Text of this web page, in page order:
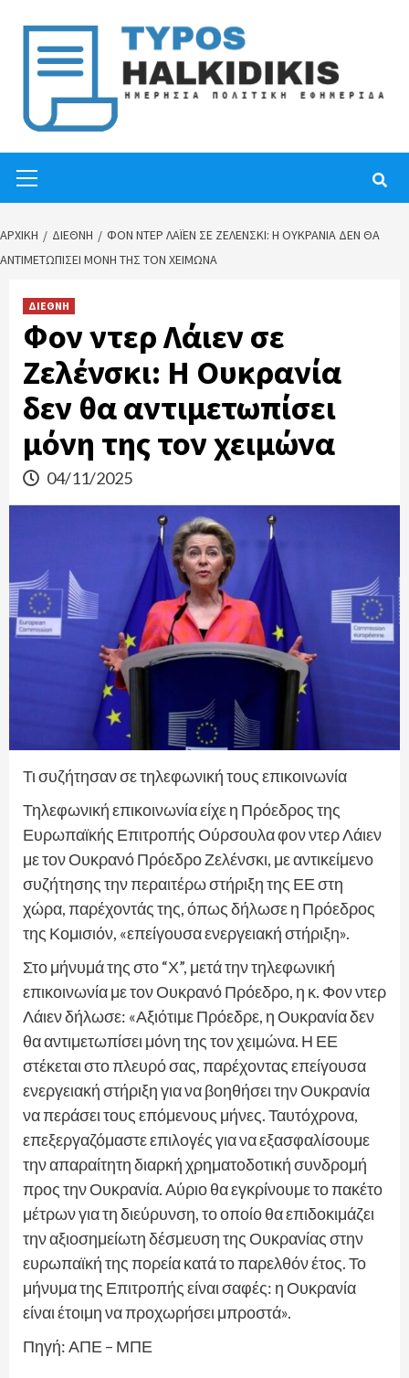
content
Menu
ΑΡΧΙΚΉ ΔΙΕΘΝΗ
ΦΟΝ ΝΤΕΡ ΛΆΙΕΝ ΣΕ ΖΕΛΈΝΣΚΙ: Η ΟΥΚΡΑΝΊΑ ΔΕΝ ΘΑ
ΑΝΤΙΜΕΤΩΠΊΣΕΙ ΜΌΝΗ ΤΗΣ ΤΟΝ ΧΕΙΜΏΝΑ
ΔΙΕΘΝΗ
Φον ντερ Λάιεν σε
Ζελένσκι: Η Ουκρανία
δεν θα αντιμετωπίσει
μόνη της τον χειμώνα
04/11/2025
Τι συζήτησαν σε τηλεφωνική τους επικοινωνία
Τηλεφωνική επικοινωνία είχε η Πρόεδρος της
Ευρωπαϊκής Επιτροπής Ούρσουλα φον ντερ Λάιεν
με τον Ουκρανό Πρόεδρο Ζελένσκι, με αντικείμενο
συζήτησης την περαιτέρω στήριξη της ΕΕ στη
χώρα, παρέχοντάς της, όπως δήλωσε η Πρόεδρος
της Κομισιόν, «επείγουσα ενεργειακή στήριξη».
Στο μήνυμά της στο “Χ”, μετά την τηλεφωνική
επικοινωνία με τον Ουκρανό Πρόεδρο, η κ. Φον ντερ
Λάιεν δήλωσε: «Αξιότιμε Πρόεδρε, η Ουκρανία δεν
θα αντιμετωπίσει μόνη της τον χειμώνα. Η ΕΕ
στέκεται στο πλευρό σας, παρέχοντας επείγουσα
ενεργειακή στήριξη για να βοηθήσει την Ουκρανία
να περάσει τους επόμενους μήνες. Ταυτόχρονα,
επεξεργαζόμαστε επιλογές για να εξασφαλίσουμε
την απαραίτητη διαρκή χρηματοδοτική συνδρομή
προς την Ουκρανία. Αύριο θα εγκρίνουμε το πακέτο
μέτρων για τη διεύρυνση, το οποίο θα επιδοκιμάζει
την αξιοσημείωτη δέσμευση της Ουκρανίας στην
ευρωπαϊκή της πορεία κατά το παρελθόν έτος. Το
μήνυμα της Επιτροπής είναι σαφές: η Ουκρανία
είναι έτοιμη να προχωρήσει μπροστά».
Πηγή: ΑΠΕ – ΜΠΕ